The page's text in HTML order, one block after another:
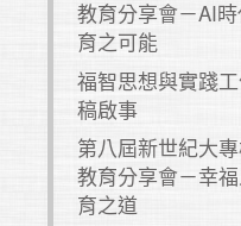
教育分享會－AI
育之可能
福智思想與實踐
稿啟事
第八屆新世紀大
教育分享會－幸
育之道